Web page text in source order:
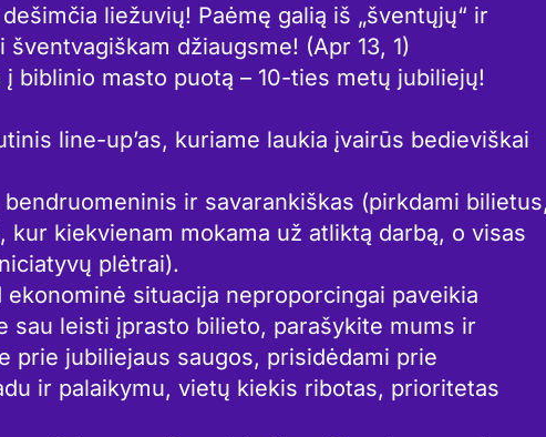
liežuvių! Paėmę galią iš „šventųjų“ ir
džiaugsme! (Apr 13, 1)
į biblinio masto puotą – 10-ties metų jubiliejų!
line-up’as, kuriame laukia įvairūs bedieviškai
ir savarankiškas (pirkdami bilietus,
kiekvienam mokama už atliktą darbą, o visas
plėtrai).
situacija neproporcingai paveikia
sau leisti įprasto bilieto, parašykite mums ir
prie jubiliejaus saugos, prisidėdami prie
ir palaikymu, vietų kiekis ribotas, prioritetas